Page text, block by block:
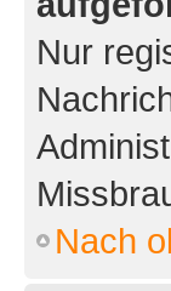
Nur
Nach